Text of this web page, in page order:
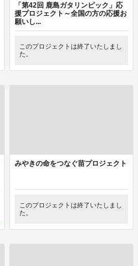
「第42回 鹿島ガタリンピック」応
援プロジェクト～全国の方の応援お
願いし...
このプロジェクトは終了いたしまし
た。
みやきの命をつなぐ苗プロジェクト
このプロジェクトは終了いたしまし
た。